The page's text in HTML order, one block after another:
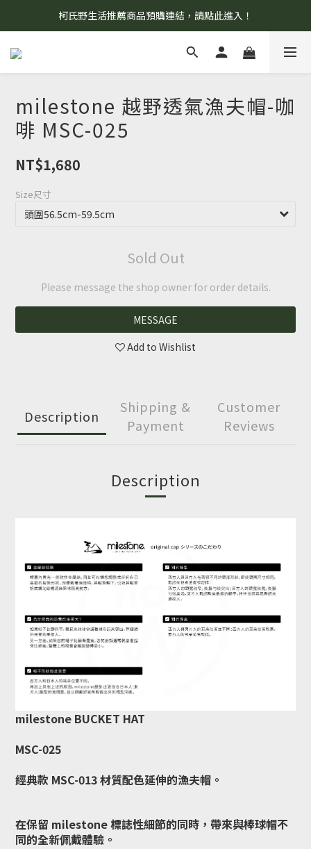
8/7 當天暫停開放工作室。請見諒！
柯氏野生活推薦商品預購連結，請點此進入！
8/7 當天暫停開放工作室。請見諒！
milestone 越野透氣漁夫帽-咖
啡 MSC-025
NT$1,680
Size尺寸
Sold Out
Please message the shop owner for order details.
MESSAGE
Add to Wishlist
Description
Shipping &
Payment
Customer
Reviews
Description
milestone BUCKET HAT
MSC-025
經典款 MSC-013 材質配色延伸的漁夫帽。
在保留 milestone 標誌性細節的同時， 帶來與棒球帽不
同的全新佩戴體驗。